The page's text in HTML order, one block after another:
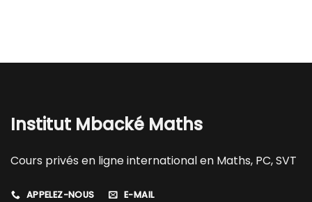
Institut Mbacké Maths
Cours privés en ligne international en Maths, PC, SVT
APPELEZ-NOUS E-MAIL